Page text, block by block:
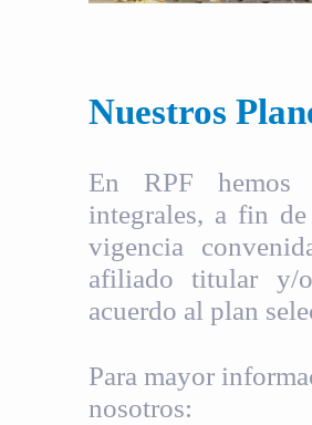
Nuestros
En RPF hemos
integrales, a fin
vigencia
afiliado titular y/
acuerdo al plan
Para mayor
nosotros: